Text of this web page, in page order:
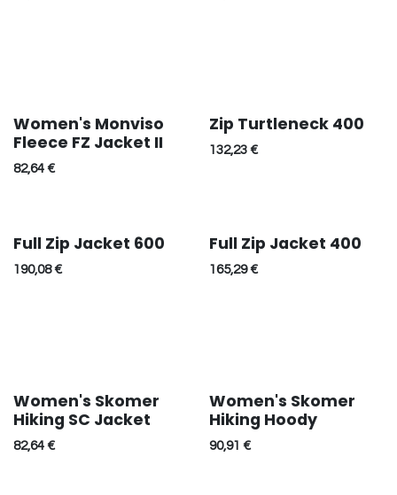
Women's Monviso
Fleece FZ Jacket II
82,64 €
Zip Turtleneck 400
132,23€
Full Zip Jacket 600
190,08€
Full Zip Jacket 400
165,29€
Réduction
Women's Skomer
Hiking SC Jacket
82,64 €
Réduction
Women's Skomer
Hiking Hoody
90,91 €